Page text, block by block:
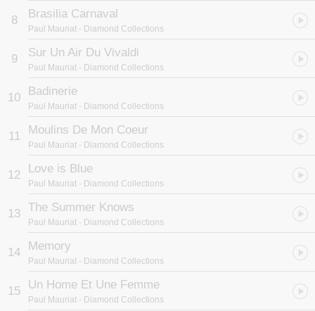
8 Brasilia Carnaval
Paul Mauriat - Diamond Collections
9 Sur Un Air Du Vivaldi
Paul Mauriat - Diamond Collections
10 Badinerie
Paul Mauriat - Diamond Collections
11 Moulins De Mon Coeur
Paul Mauriat - Diamond Collections
12 Love is Blue
Paul Mauriat - Diamond Collections
13 The Summer Knows
Paul Mauriat - Diamond Collections
14 Memory
Paul Mauriat - Diamond Collections
15 Un Home Et Une Femme
Paul Mauriat - Diamond Collections